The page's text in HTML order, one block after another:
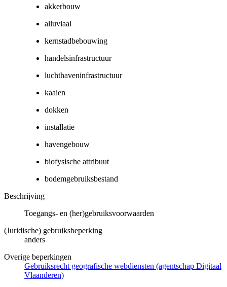
akkerbouw
alluviaal
kernstadbebouwing
handelsinfrastructuur
luchthaveninfrastructuur
kaaien
dokken
installatie
havengebouw
biofysische attribuut
bodemgebruiksbestand
Beschrijving
Toegangs- en (her)gebruiksvoorwaarden
(Juridische) gebruiksbeperking
anders
Overige beperkingen
Gebruiksrecht geografische webdiensten (agentschap Digitaal
Vlaanderen)